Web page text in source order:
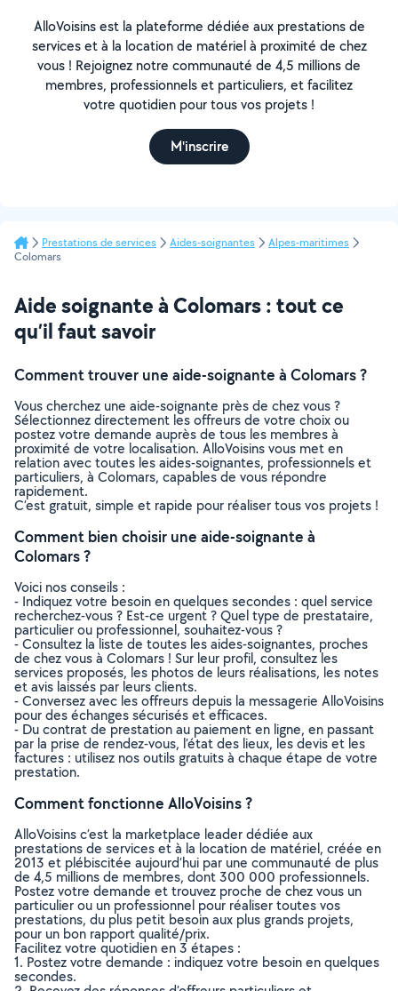
AlloVoisins est la plateforme dédiée aux prestations de
services et à la location de matériel à proximité de chez
vous ! Rejoignez notre communauté de 4,5 millions de
membres, professionnels et particuliers, et facilitez
votre quotidien pour tous vos projets !
M'inscrire
Prestations de services Aides-soignantes
Alpes-maritimes
Colomars
Aide soignante à Colomars : tout ce
qu’il faut savoir
Comment trouver une aide-soignante à Colomars ?
Vous cherchez une aide-soignante près de chez vous ?
Sélectionnez directement les offreurs de votre choix ou
postez votre demande auprès de tous les membres à
proximité de votre localisation. AlloVoisins vous met en
relation avec toutes les aides-soignantes, professionnels et
particuliers, à Colomars, capables de vous répondre
rapidement.
C’est gratuit, simple et rapide pour réaliser tous vos projets !
Comment bien choisir une aide-soignante à
Colomars ?
Voici nos conseils :
- Indiquez votre besoin en quelques secondes : quel service
recherchez-vous ? Est-ce urgent ? Quel type de prestataire,
particulier ou professionnel, souhaitez-vous ?
- Consultez la liste de toutes les aides-soignantes, proches
de chez vous à Colomars ! Sur leur profil, consultez les
services proposés, les photos de leurs réalisations, les notes
et avis laissés par leurs clients.
- Conversez avec les offreurs depuis la messagerie AlloVoisins
pour des échanges sécurisés et efficaces.
- Du contrat de prestation au paiement en ligne, en passant
par la prise de rendez-vous, l’état des lieux, les devis et les
factures : utilisez nos outils gratuits à chaque étape de votre
prestation.
Comment fonctionne AlloVoisins ?
AlloVoisins c’est la marketplace leader dédiée aux
prestations de services et à la location de matériel, créée en
2013 et plébiscitée aujourd’hui par une communauté de plus
de 4,5 millions de membres, dont 300 000 professionnels.
Postez votre demande et trouvez proche de chez vous un
particulier ou un professionnel pour réaliser toutes vos
prestations, du plus petit besoin aux plus grands projets,
pour un bon rapport qualité/prix.
Facilitez votre quotidien en 3 étapes :
1. Postez votre demande : indiquez votre besoin en quelques
secondes.